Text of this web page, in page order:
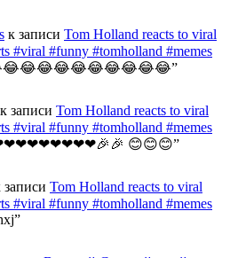
к записи Tom Holland reacts to viral
#viral #funny #tomholland #memes
”
к записи Tom Holland reacts to viral
#viral #funny #tomholland #memes
😊😊😊”
записи Tom Holland reacts to viral
#viral #funny #tomholland #memes
”